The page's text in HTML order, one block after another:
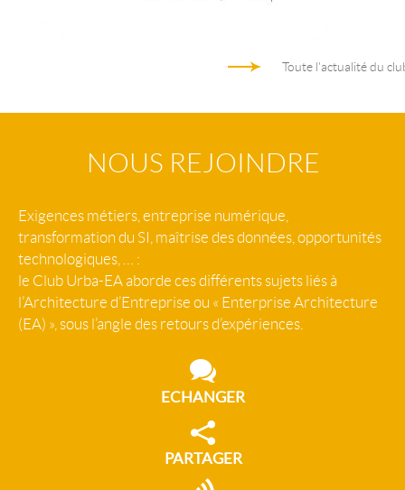
Toute l'actualité du
NOUS REJOINDRE
Exigences métiers, entreprise numérique,
transformation du SI, maîtrise des données, opportunités
technologiques, … :
le Club Urba-EA aborde ces différents sujets liés à
l’Architecture d’Entreprise ou « Enterprise Architecture
(EA) », sous l’angle des retours d’expériences.
ECHANGER
PARTAGER